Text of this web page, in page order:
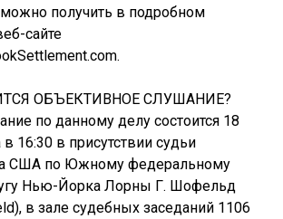
получить в подробном
сайте
ОБЪЕКТИВНОЕ СЛУШАНИЕ?
по данному делу состоится 18
16:30 в присутствии судьи
США по Южному федеральному
Нью-Йорка Лорны Г. Шофельд
в зале судебных заседаний 1106